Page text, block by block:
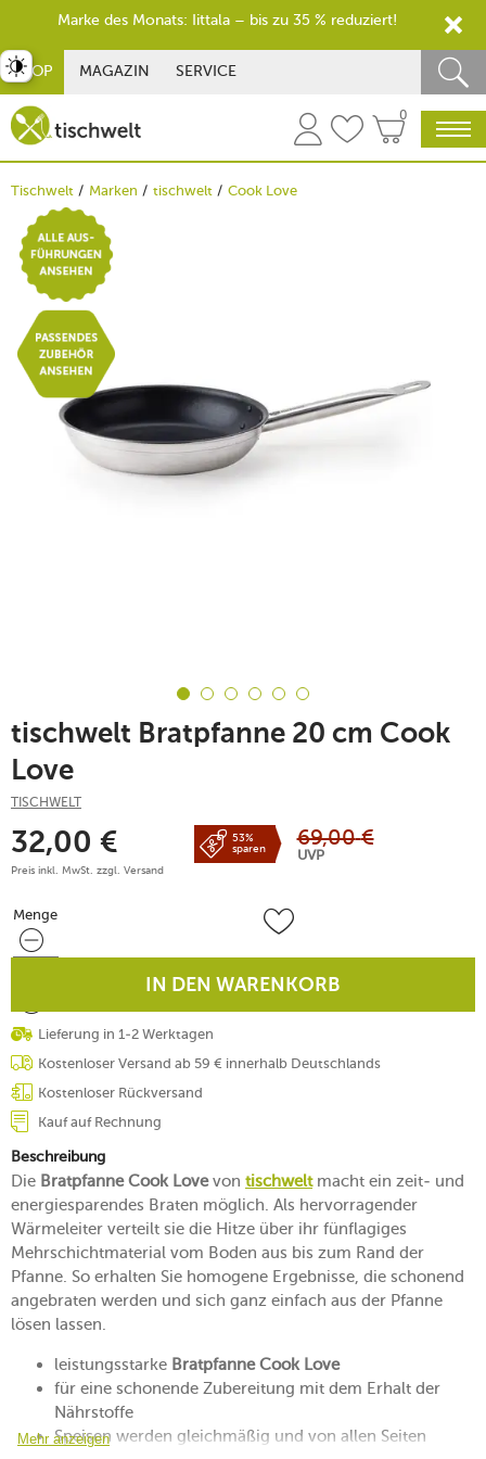
SHOP MAGAZIN SERVICE
0
Tischwelt Marken tischwelt Cook Love
tischwelt Bratpfanne 20 cm Cook
Love
TISCHWELT
32,00 €
Preis inkl. MwSt. zzgl. Versand
53%
sparen
69,00 €
UVP
Menge
Menge
IN DEN WARENKORB
Lieferung in 1-2 Werktagen
Kostenloser Versand ab 59 € innerhalb Deutschlands
Kostenloser Rückversand
Kauf auf Rechnung
Beschreibung
Die Bratpfanne Cook Lovevon tischweltmacht ein zeit- und
energiesparendes Braten möglich. Als hervorragender
Wärmeleiter verteilt sie die Hitze über ihr fünflagiges
Mehrschichtmaterial vom Boden aus bis zum Rand der
Pfanne. So erhalten Sie homogene Ergebnisse, die schonend
angebraten werden und sich ganz einfach aus der Pfanne
lösen lassen.
leistungsstarke Bratpfanne Cook Love
für eine schonende Zubereitung mit dem Erhalt der
Nährstoffe
Speisen werden gleichmäßig und von allen Seiten
Mehr anzeigen
umschalten
Marke des Monats: Iittala – bis zu 35 % reduziert!